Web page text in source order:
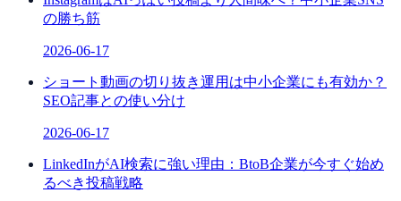
の勝ち筋
2026-06-17
ショート動画の切り抜き運用は中小企業にも有効か？
SEO記事との使い分け
2026-06-17
LinkedInがAI検索に強い理由：BtoB企業が今すぐ始め
るべき投稿戦略